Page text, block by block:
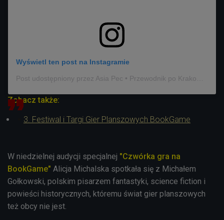
Wyświetl ten post na Instagramie
Zobacz także:
3. Festiwal i Targi Gier Planszowych BookGame
W niedzielnej audycji specjalnej "Czwórka gra na
BookGame" Alicja Michalska spotkała się z Michałem
Gołkowski, polskim pisarzem fantastyki, science fiction i
powieści historycznych, któremu świat gier planszowych
też obcy nie jest.